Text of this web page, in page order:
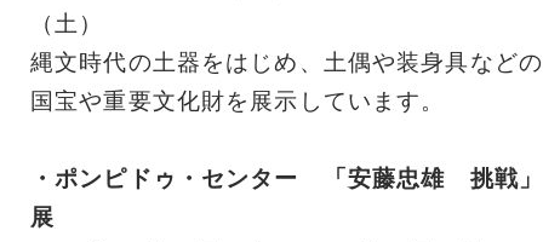
（土）
縄文時代の土器をはじめ、土偶や装身具などの
国宝や重要文化財を展示しています。
・ポンピドゥ・センター 「安藤忠雄 挑戦」
展